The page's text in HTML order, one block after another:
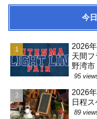
今
2026
天間
野湾市
95
2026
日程
89